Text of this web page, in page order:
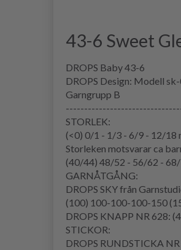
43-6 Sweet
DROPS Baby 43-6
DROPS Design: Modell
Garngrupp B
STORLEK:
(<0) 0/1 - 1/3 - 6/9 - 12/18
Storleken motsvarar ca
(40/44) 48/52 - 56/62 -
GARNÅTGÅNG:
DROPS SKY från
(100) 100-100-100-150
DROPS KNAPP NR 628:
STICKOR:
DROPS RUNDSTICKA